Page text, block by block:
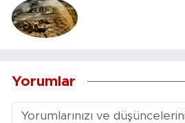
Yorumlar